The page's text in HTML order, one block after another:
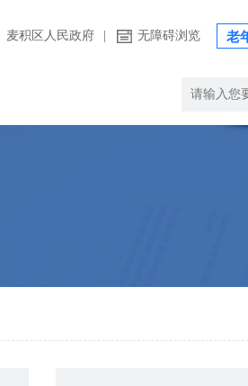
麦积区人民政府 无障碍浏览 老